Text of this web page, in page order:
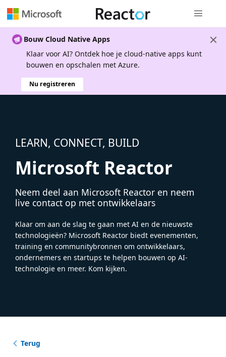
Bouw Cloud Native Apps
Klaar voor AI? Ontdek hoe je cloud-native apps kunt
bouwen en opschalen met Azure.
Nu registreren
LEARN, CONNECT, BUILD
Microsoft Reactor
Neem deel aan Microsoft Reactor en neem
live contact op met ontwikkelaars
Klaar om aan de slag te gaan met AI en de nieuwste
technologieën? Microsoft Reactor biedt evenementen,
training en communitybronnen om ontwikkelaars,
ondernemers en startups te helpen bouwen op AI-
technologie en meer. Kom kijken.
Terug